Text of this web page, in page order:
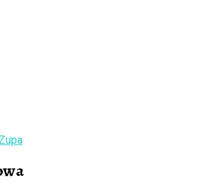
Zupa